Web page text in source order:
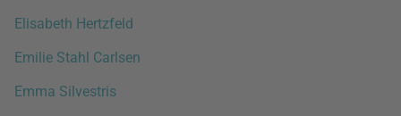
Elisabeth Hertzfeld
Emilie Stahl Carlsen
Emma Silvestris